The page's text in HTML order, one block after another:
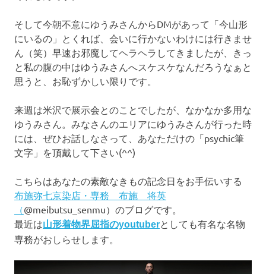
そして今朝不意にゆうみさんからDMがあって「今山形
にいるの」とくれば、会いに行かないわけには行きませ
ん（笑）早速お邪魔してヘラヘラしてきましたが、きっ
と私の腹の中はゆうみさんへスケスケなんだろうなぁと
思うと、お恥ずかしい限りです。
来週は米沢で展示会とのことでしたが、なかなか多用な
ゆうみさん。みなさんのエリアにゆうみさんが行った時
には、ぜひお話しなさって、あなただけの「psychic筆
文字」を頂戴して下さい(^^)
こちらはあなたの素敵なきもの記念日をお手伝いする
布施弥七京染店・専務 布施 将英
（@meibutsu_senmu）のブログです。
最近は山形着物界屈指のyoutuberとしても有名な名物
専務がおしらせします。